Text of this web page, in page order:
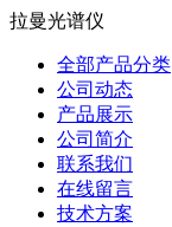
拉曼光谱仪
全部产品分类
公司动态
产品展示
公司简介
联系我们
在线留言
技术方案